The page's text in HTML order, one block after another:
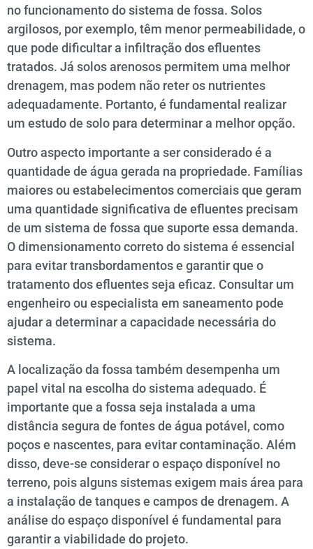
no funcionamento do sistema de fossa. Solos
argilosos, por exemplo, têm menor permeabilidade, o
que pode dificultar a infiltração dos efluentes
tratados. Já solos arenosos permitem uma melhor
drenagem, mas podem não reter os nutrientes
adequadamente. Portanto, é fundamental realizar
um estudo de solo para determinar a melhor opção.
Outro aspecto importante a ser considerado é a
quantidade de água gerada na propriedade. Famílias
maiores ou estabelecimentos comerciais que geram
uma quantidade significativa de efluentes precisam
de um sistema de fossa que suporte essa demanda.
O dimensionamento correto do sistema é essencial
para evitar transbordamentos e garantir que o
tratamento dos efluentes seja eficaz. Consultar um
engenheiro ou especialista em saneamento pode
ajudar a determinar a capacidade necessária do
sistema.
A localização da fossa também desempenha um
papel vital na escolha do sistema adequado. É
importante que a fossa seja instalada a uma
distância segura de fontes de água potável, como
poços e nascentes, para evitar contaminação. Além
disso, deve-se considerar o espaço disponível no
terreno, pois alguns sistemas exigem mais área para
a instalação de tanques e campos de drenagem. A
análise do espaço disponível é fundamental para
garantir a viabilidade do projeto.